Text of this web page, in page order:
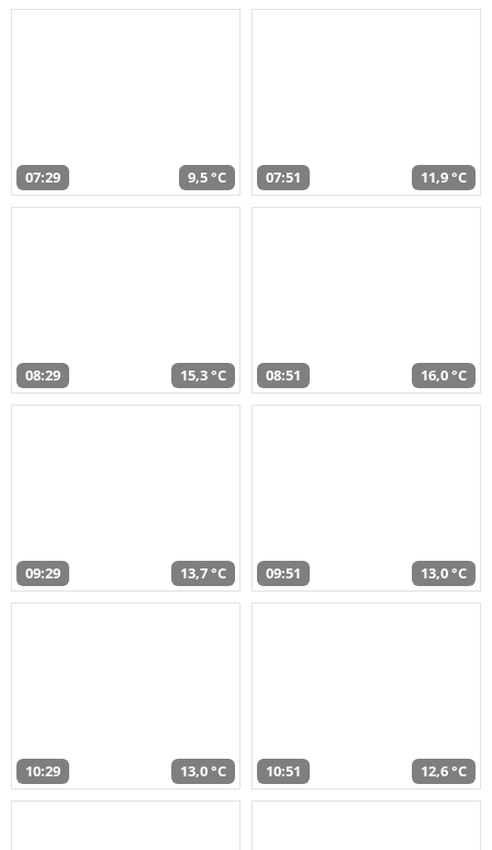
07:29 9,5 °C 07:51 11,9 °C
08:29 15,3 °C 08:51 16,0 °C
09:29 13,7 °C 09:51 13,0 °C
10:29 13,0 °C 10:51 12,6 °C